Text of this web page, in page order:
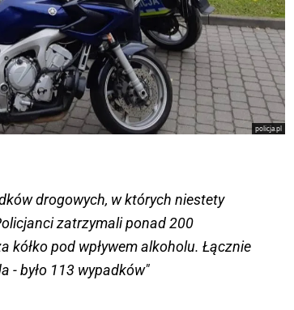
policja.pl
drogowych, w których niestety
zatrzymali ponad 200
kółko pod wpływem alkoholu. Łącznie
- było 113 wypadków"